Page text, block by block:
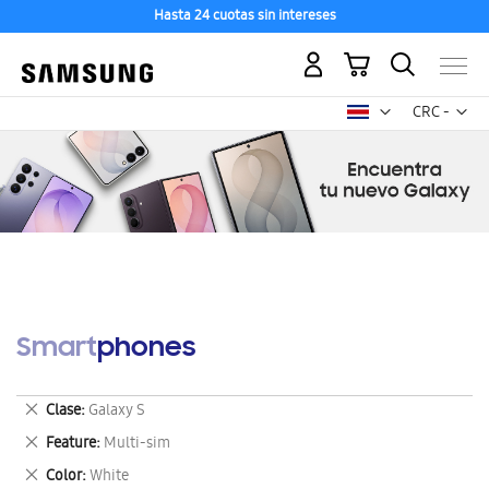
Hasta 24 cuotas sin intereses
CRC -
colón
Mi carrito
Smartphones
Clase Galaxy S
Eliminar
este
artículo
Feature Multi-sim
Eliminar
este
Color White
Eliminar